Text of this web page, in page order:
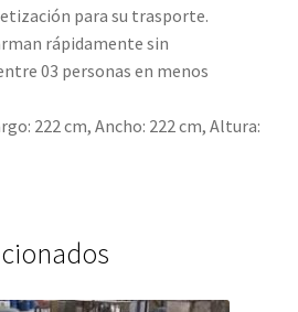
para su trasporte.
rápidamente sin
03 personas en menos
222 cm, Ancho: 222 cm, Altura: